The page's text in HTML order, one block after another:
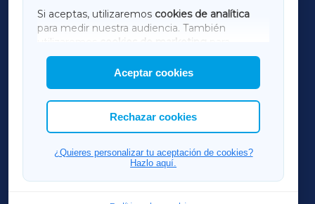
Si aceptas, utilizaremos cookies de analítica
para medir nuestra audiencia. También
utilizaremos
cookies de marketing
mostrar publicidad de terceros.
Asimismo, puedes personalizar la elección de
las cookies que deseas permitir.
Aceptar cookies
Rechazar cookies
¿Quieres personalizar tu aceptación de cookies?
Hazlo aquí.
AMARIÑAXA
RIBEIRASACRAXA
ACORUÑAXA
FERROLXA
OURENSEXA